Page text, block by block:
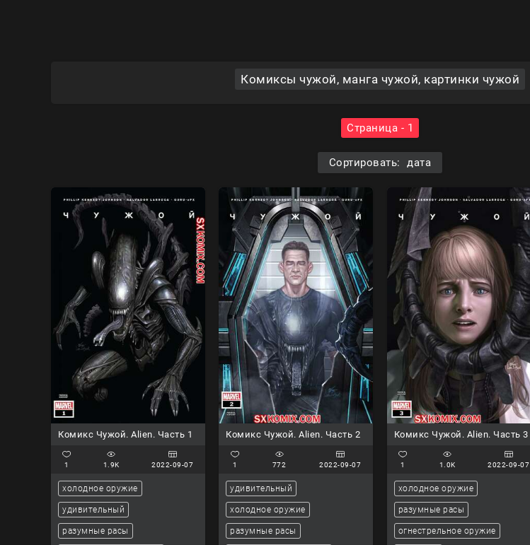
Комиксы чужой, манга чужой, картинки чужой
Страница - 1
Сортировать: дата
Комикс Чужой. Alien. Часть 1
1 1.9K 2022-09-07
холодное оружие
удивительный
разумные расы
Комикс Чужой. Alien. Часть 2
1 772 2022-09-07
удивительный
холодное оружие
разумные расы
Комикс Чужой. Alien. Часть 3
1 1.0K 2022-09-07
холодное оружие
разумные расы
огнестрельное оружие